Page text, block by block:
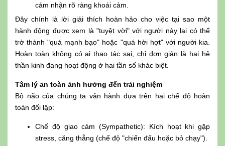
cảm nhận rõ ràng khoái cảm.
Đây chính là lời giải thích hoàn hảo cho việc tại sao một
hành động được xem là "tuyệt vời" với người này lại có thể
trở thành "quá mạnh bạo" hoặc "quá hời hợt" với người kia.
Hoàn toàn không có ai thao tác sai, chỉ đơn giản là hai hệ
thần kinh đang hoạt động ở hai tần số khác biệt.
Tâm lý an toàn ảnh hưởng đến trải nghiệm
Bộ não của chúng ta vận hành dựa trên hai chế độ hoàn
toàn đối lập:
Chế độ giao cảm (Sympathetic): Kích hoạt khi gặp
stress, căng thẳng (chế độ "chiến đấu hoặc bỏ chạy").